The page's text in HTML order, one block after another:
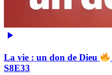
La vie : un don de Dieu
S8E33